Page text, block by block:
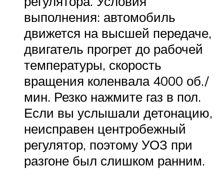
выполнения: автомобиль
движется на высшей передаче,
двигатель прогрет до рабочей
температуры, скорость
вращения коленвала 4000 об./
мин. Резко нажмите газ в пол.
Если вы услышали детонацию,
неисправен центробежный
регулятор, поэтому УОЗ при
разгоне был слишком ранним.